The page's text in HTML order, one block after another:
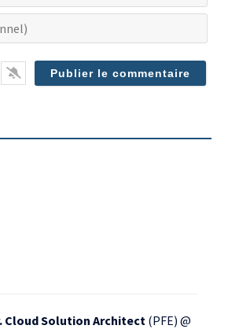
Cloud Solution Architect (PFE) @